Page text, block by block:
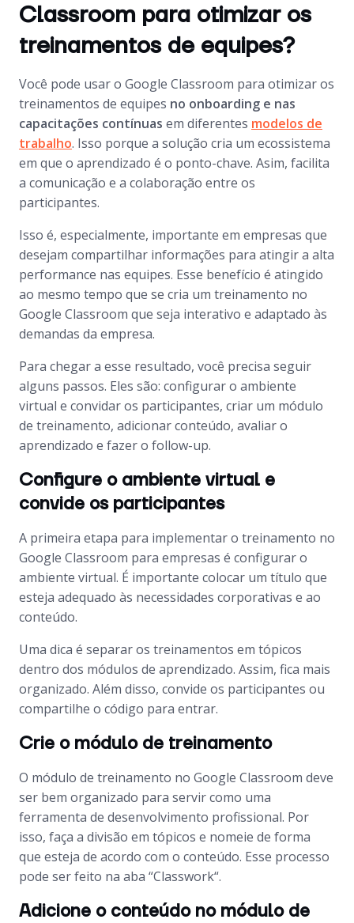
Classroom para otimizar os
treinamentos de equipes?
Você pode usar o Google Classroom para otimizar os
treinamentos de equipes no onboarding e nas
capacitações contínuas em diferentes modelos de
trabalho. Isso porque a solução cria um ecossistema
em que o aprendizado é o ponto-chave. Asim, facilita
a comunicação e a colaboração entre os
participantes.
Isso é, especialmente, importante em empresas que
desejam compartilhar informações para atingir a alta
performance nas equipes. Esse benefício é atingido
ao mesmo tempo que se cria um treinamento no
Google Classroom que seja interativo e adaptado às
demandas da empresa.
Para chegar a esse resultado, você precisa seguir
alguns passos. Eles são: configurar o ambiente
virtual e convidar os participantes, criar um módulo
de treinamento, adicionar conteúdo, avaliar o
aprendizado e fazer o follow-up.
Configure o ambiente virtual e
convide os participantes
A primeira etapa para implementar o treinamento no
Google Classroom para empresas é configurar o
ambiente virtual. É importante colocar um título que
esteja adequado às necessidades corporativas e ao
conteúdo.
Uma dica é separar os treinamentos em tópicos
dentro dos módulos de aprendizado. Assim, fica mais
organizado. Além disso, convide os participantes ou
compartilhe o código para entrar.
Crie o módulo de treinamento
O módulo de treinamento no Google Classroom deve
ser bem organizado para servir como uma
ferramenta de desenvolvimento profissional. Por
isso, faça a divisão em tópicos e nomeie de forma
que esteja de acordo com o conteúdo. Esse processo
pode ser feito na aba “Classwork“.
Adicione o conteúdo no módulo de